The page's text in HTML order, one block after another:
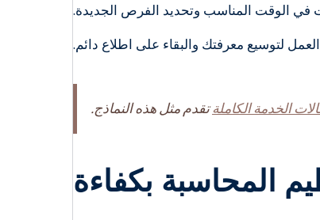
في الوقت المناسب وتحديد الفرص الجديدة.
لتوسيع معرفتك والبقاء على اطلاع دائم.
الخدمة الكاملةتقدم مثل هذه النماذج.
المحاسبة بكفاءة